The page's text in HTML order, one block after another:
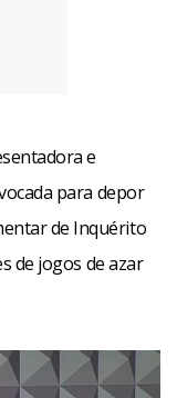
e
para depor
de Inquérito
de jogos de azar